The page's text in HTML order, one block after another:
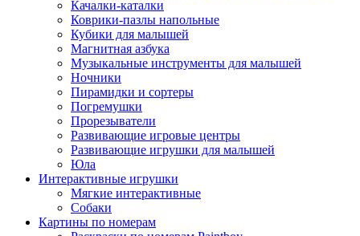
Качалки-каталки
Коврики-пазлы напольные
Кубики для малышей
Магнитная азбука
Музыкальные инструменты для малышей
Ночники
Пирамидки и сортеры
Погремушки
Прорезыватели
Развивающие игровые центры
Развивающие игрушки для малышей
Юла
Интерактивные игрушки
Мягкие интерактивные
Собаки
Картины по номерам